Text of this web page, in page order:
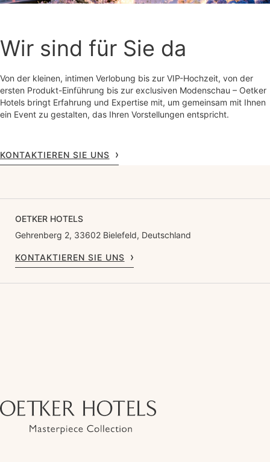
Wir sind für Sie da
Von der kleinen, intimen Verlobung bis zur VIP-Hochzeit, von der
ersten Produkt-Einführung bis zur exclusiven Modenschau – Oetker
Hotels bringt Erfahrung und Expertise mit, um gemeinsam mit Ihnen
KONTAKTIEREN SIE UNS
OETKER HOTELS
Gehrenberg 2, 33602 Bielefeld, Deutschland
KONTAKTIEREN SIE UNS